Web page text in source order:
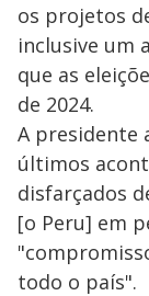
os projetos
inclusive um
que as
de 2024.
A presidente
últimos
disfarçados
[o Peru] em
todo o país".